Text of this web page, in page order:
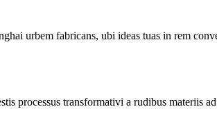
urbem fabricans, ubi ideas tuas in rem
processus transformativi a rudibus materiis